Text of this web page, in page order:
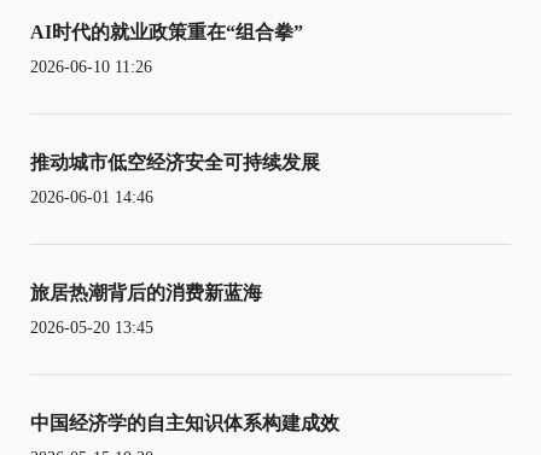
AI时代的就业政策重在“组合拳”
2026-06-10 11:26
推动城市低空经济安全可持续发展
2026-06-01 14:46
旅居热潮背后的消费新蓝海
2026-05-20 13:45
中国经济学的自主知识体系构建成效